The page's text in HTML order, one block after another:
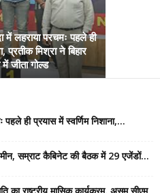
लहराया परचमः पहले ही
प्रतीक मिश्रा ने बिहार
जीता गोल्ड
ही प्रयास में स्वर्णिम निशाना,...
सम्राट कैबिनेट की बैठक में 29 एजेंडों...
का राष्ट्रीय मासिक कार्यक्रम, असम सीएम